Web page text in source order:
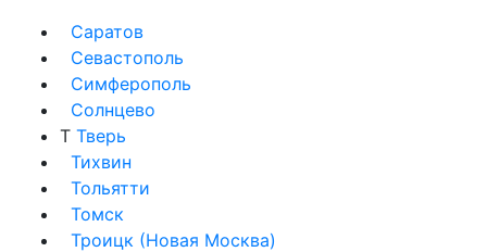
Саратов
Севастополь
Симферополь
Солнцево
Т Тверь
Тихвин
Тольятти
Томск
Троицк (Новая Москва)